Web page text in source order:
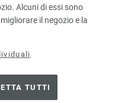
Alcuni di essi sono
il negozio e la
TUTTI
m / 50 g
7 - 8